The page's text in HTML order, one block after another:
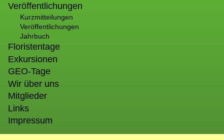
Veröffentlichungen
Kurzmitteilungen
Veröffentlichungen
Jahrbuch
Floristentage
Exkursionen
GEO-Tage
Wir über uns
Mitglieder
Links
Impressum